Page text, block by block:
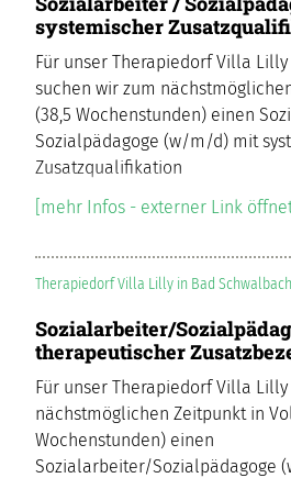
systemischer
Für unser Therapiedorf Villa
suchen wir zum
(38,5 Wochenstunden) einen
Sozialpädagoge (w/m/d) mit
Zusatzqualifikation
[mehr Infos - externer Link
Therapiedorf Villa Lilly in Bad Schwalbach
Sozialarbeiter/
therapeutischer
Für unser Therapiedorf Villa
nächstmöglichen Zeitpunkt in
Wochenstunden) einen
Sozialarbeiter/Sozialpädagoge